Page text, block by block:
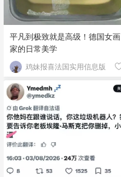
平凡到极致就是高级！德国女画
家的日常美学
鸡妹报喜法国实用信息版